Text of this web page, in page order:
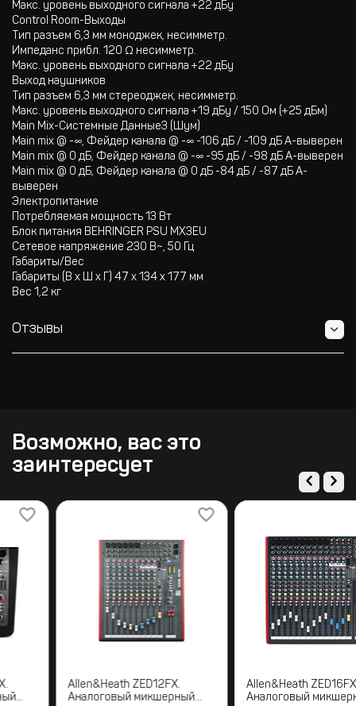
Макс. уровень выходного сигнала +22 дБу
Control Room-Выходы
Тип разъем 6,3 мм моноджек, несимметр.
Импеданс прибл. 120 Ω несимметр.
Макс. уровень выходного сигнала +22 дБу
Выход наушников
Тип разъем 6,3 мм стереоджек, несимметр.
Макс. уровень выходного сигнала +19 дБу / 150 Ом (+25 дБм)
Main Mix-Системные Данные3 (Шум)
Main mix @ -∞, Фейдер канала @ -∞ -106 дБ / -109 дБ A-выверен
Main mix @ 0 дБ, Фейдер канала @ -∞ -95 дБ / -98 дБ A-выверен
Main mix @ 0 дБ, Фейдер канала @ 0 дБ -84 дБ / -87 дБ A-
выверен
Электропитание
Потребляемая мощность 13 Вт
Блок питания BEHRINGER PSU MX3EU
Сетевое напряжение 230 В~, 50 Гц
Габариты/Вес
Габариты (B x Ш x Г) 47 x 134 x 177 мм
Вес 1,2 кг
Отзывы
Возможно, вас это
заинтересует
Allen&Heath ZEDi-10FX.
Аналоговый микшерный
Allen&Heath ZED12FX.
Аналоговый микшерный